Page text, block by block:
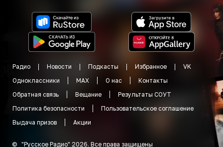
Радио Новости Подкасты Избранное
VK
Одноклассники
MAX О нас
Контакты
Обратная связь
Вещание
Результаты СОУТ
Политика безопасности
Пользовательское соглашение
Выдача призов
Акции
© "Русское Радио" 2026. Все права защищены